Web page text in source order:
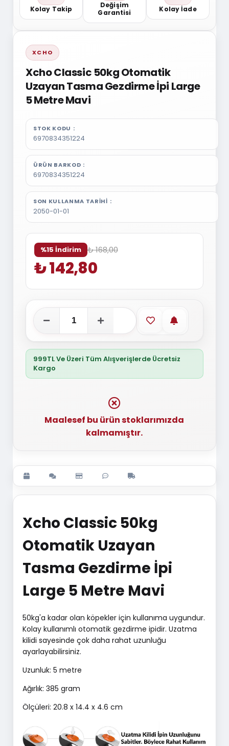
Kolay Takip
Değişim
Garantisi
Kolay İade
XCHO
Xcho Classic 50kg Otomatik
Uzayan Tasma Gezdirme İpi Large
5 Metre Mavi
STOK KODU
6970834351224
ÜRÜN BARKOD
6970834351224
SON KULLANMA TARIHI
2050-01-01
%15 İndirim ₺ 168,00
₺ 142,80
Favorilere ekle
Stoğa
999TL Ve Üzeri Tüm Alışverişlerde Ücretsiz
Kargo
Maalesef bu ürün stoklarımızda
kalmamıştır.
Xcho Classic 50kg
Otomatik Uzayan
Tasma Gezdirme İpi
Large 5 Metre Mavi
50kg'a kadar olan köpekler için kullanıma uygundur.
Kolay kullanımlı otomatik gezdirme ipidir. Uzatma
kilidi sayesinde çok daha rahat uzunluğu
ayarlayabilirsiniz.
Uzunluk: 5 metre
Ağırlık: 385 gram
Ölçüleri: 20.8 x 14.4 x 4.6 cm